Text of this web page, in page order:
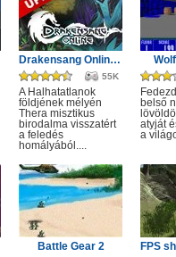
Drakensang Online - A Halhatatlanok árnya
55K
A Halhatatlanok
földjének mélyén
Thera misztikus
birodalma visszatért
a feledés
homályából....
belső
atyját
a
Battle Gear 2